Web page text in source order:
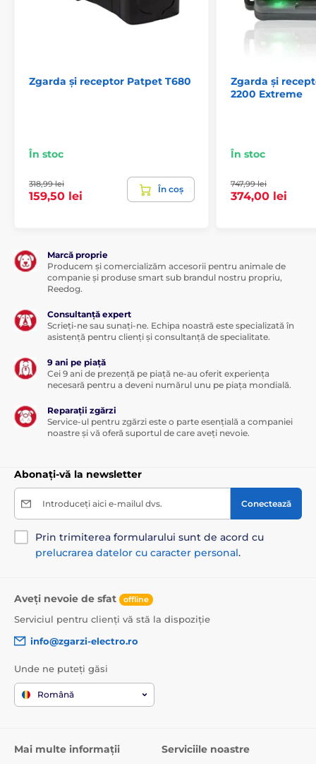
Zgarda și receptor Patpet T680
În stoc
318,99 lei
159,50 lei
În coș
Zgarda și
2200 Extreme
În stoc
747,99 lei
374,00 lei
Marcă proprie
Producem și comercializăm accesorii pentru animale de
companie și produse smart sub brandul nostru propriu,
Reedog.
Consultanță expert
Scrieți-ne sau sunați-ne. Echipa noastră este specializată în
asistență pentru clienți și consultanță de specialitate.
9 ani pe piață
Cei 9 ani de prezență pe piață ne-au oferit experiența
necesară pentru a deveni numărul unu pe piața mondială.
Reparații zgărzi
Service-ul pentru zgărzi este o parte esențială a companiei
noastre și vă oferă suportul de care aveți nevoie.
Abonați-vă la newsletter
Introduceți aici e-mailul dvs. Conectează
Prin trimiterea formularului sunt de acord cu
prelucrarea datelor cu caracter personal.
Aveți nevoie de sfat offline
Serviciul pentru clienți vă stă la dispoziție
info@zgarzi-electro.ro
Unde ne puteți găsi
Română
Mai multe informații Serviciile noastre